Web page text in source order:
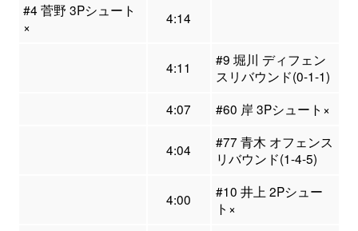
#4 菅野 3Pシュート
×
4:14
4:11
#9 堀川 ディフェン
スリバウンド(0-1-1)
4:07
#60 岸 3Pシュート×
4:04
#77 青木 オフェンス
リバウンド(1-4-5)
4:00
#10 井上 2Pシュー
ト×